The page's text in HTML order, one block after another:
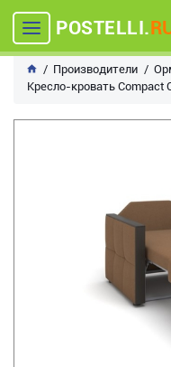
POSTELLI.
Производители
Кресло-кровать Compact